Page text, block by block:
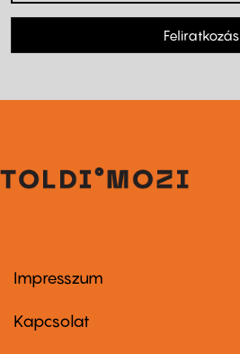
Feliratkozás
Footer
first
Impresszum
Kapcsolat